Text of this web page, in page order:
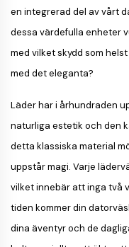
en integrerad del av vårt
dessa värdefulla enheter
med vilket skydd som
med det eleganta?
Läder har i århundraden
naturliga estetik och den
detta klassiska material
uppstår magi. Varje
vilket innebär att inga två
tiden kommer din
dina äventyr och de